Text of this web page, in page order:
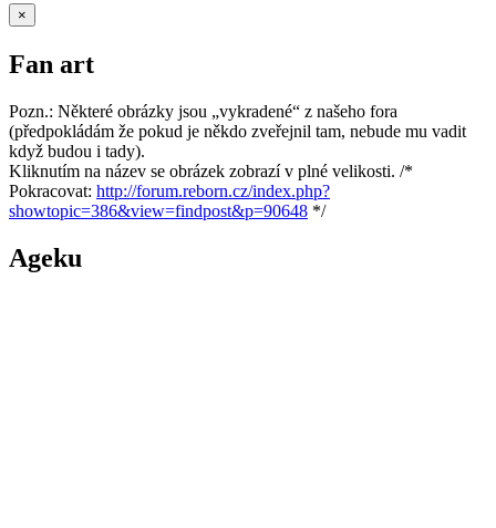
×
Fan art
Pozn.: Některé obrázky jsou „vykradené“ z našeho fora
(předpokládám že pokud je někdo zveřejnil tam, nebude mu vadit
když budou i tady).
Kliknutím na název se obrázek zobrazí v plné velikosti. /*
Pokracovat: http://forum.reborn.cz/index.php?
showtopic=386&view=findpost&p=90648 */
Ageku